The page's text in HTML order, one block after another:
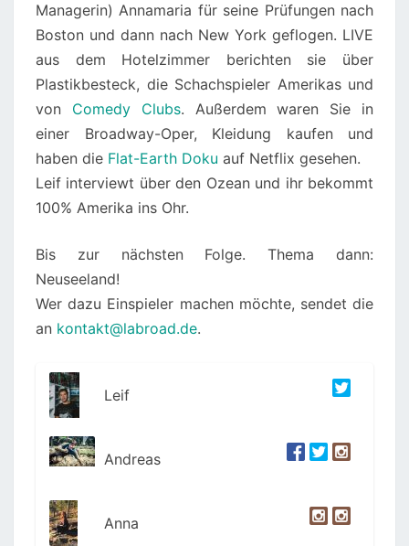
Managerin) Annamaria für seine Prüfungen nach
Boston und dann nach New York geflogen. LIVE
aus dem Hotelzimmer berichten sie über
Plastikbesteck, die Schachspieler Amerikas und
von Comedy Clubs. Außerdem waren Sie in
einer Broadway-Oper, Kleidung kaufen und
haben die Flat-Earth Doku auf Netflix gesehen.
Leif interviewt über den Ozean und ihr bekommt
100% Amerika ins Ohr.
Bis zur nächsten Folge. Thema dann:
Neuseeland!
Wer dazu Einspieler machen möchte, sendet die
an kontakt@labroad.de.
Leif
Andreas
Anna